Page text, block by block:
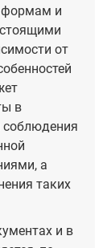
формам и
от
в
соблюдения
а
таких
и в